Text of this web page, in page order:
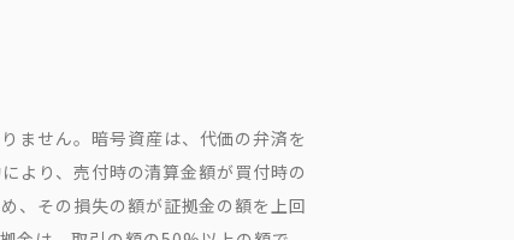
ません。暗号資産は、代価の弁済を
より、売付時の清算金額が買付時の
、その損失の額が証拠金の額を上回